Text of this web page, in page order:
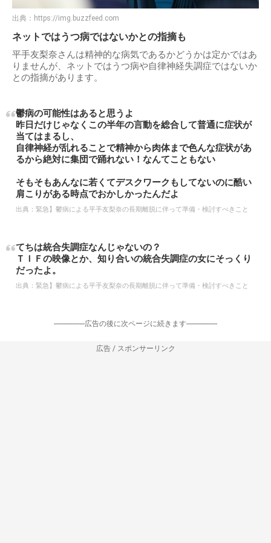
出典： https://img.buzzfeed.com
ネットではうつ病ではないかとの指摘も
平手友梨奈さんは精神的な病気であるかどうかは定かではあ
りませんが、ネットではうつ病や自律神経失調症ではないか
との指摘があります。
鬱病の可能性はあると思うよ
昨日だけじゃなくこの半年の言動を総合して普通に症状が
当てはまるし、
自律神経が乱れることで精神から肉体まで色んな症状があ
るから絶対に集団で踊れない！なんてこともない
そもそもあんなに若くてデスクワークもしてないのに酷い
肩こりがある時点でおかしかったんだよ
出典： 緊急】鬱病による平手友梨奈の長期離脱に伴って準備・検討すべきこと
てちは統合失調症なんじゃないの？
ＴＩＦの映像とか、知り合いの統合失調症の女にそっくり
だったよ。
出典： 緊急】鬱病による平手友梨奈の長期離脱に伴って準備・検討すべきこと
-----------------広告の後に次ページに続きます-----------------
広告 / スポンサーリンク